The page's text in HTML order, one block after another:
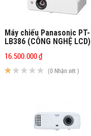
Máy chiếu Panasonic PT-
LB386 (CÔNG NGHỆ LCD)
16.500.000 ₫
(0 Nhận xét )